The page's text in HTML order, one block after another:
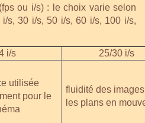
ou i/s) : le choix varie selon
s, 30 i/s, 50 i/s, 60 i/s, 100 i/s,
i/s 25/30 i/s
utilisée
pour le
fluidité des
les plans en